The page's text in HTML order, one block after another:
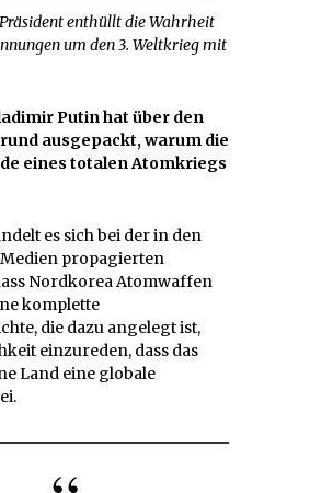
enthüllt die Wahrheit
um den 3. Weltkrieg mit
Putin hat über den
ausgepackt, warum die
eines totalen Atomkriegs
es sich bei der in den
propagierten
Nordkorea Atomwaffen
komplette
die dazu angelegt ist,
einzureden, dass das
Land eine globale